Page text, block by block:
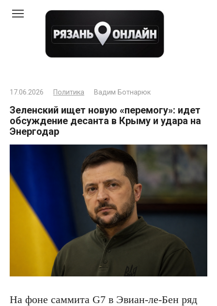
17.06.2026 Политика Вадим Ботнарюк
Зеленский ищет новую «перемогу»: идет
обсуждение десанта в Крыму и удара на
Энергодар
На фоне саммита G7 в Эвиан-ле-Бен ряд